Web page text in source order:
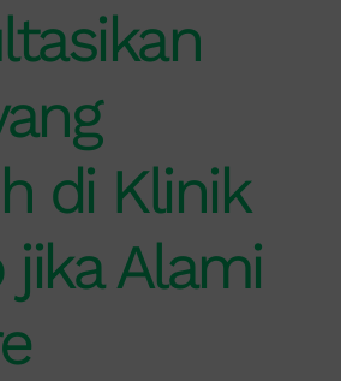
di Klinik
Alami